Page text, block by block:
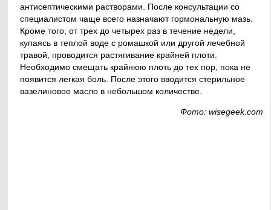
антисептическими растворами. После консультации со
специалистом чаще всего назначают гормональную мазь.
Кроме того, от трех до четырех раз в течение недели,
купаясь в теплой воде с ромашкой или другой лечебной
травой, проводится растягивание крайней плоти.
Необходимо смещать крайнюю плоть до тех пор, пока не
появится легкая боль. После этого вводится стерильное
вазелиновое масло в небольшом количестве.
Фото: wisegeek.com